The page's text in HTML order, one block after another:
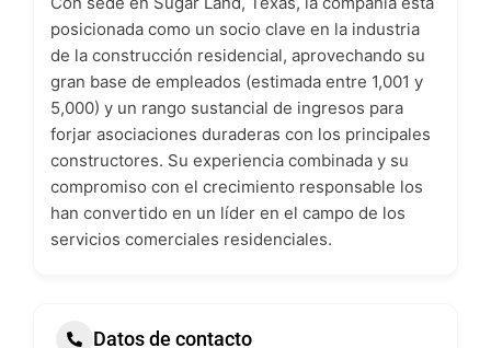
posicionada como un socio clave en la industria
de la construcción residencial, aprovechando su
gran base de empleados (estimada entre 1,001 y
5,000) y un rango sustancial de ingresos para
forjar asociaciones duraderas con los principales
constructores. Su experiencia combinada y su
compromiso con el crecimiento responsable los
han convertido en un líder en el campo de los
servicios comerciales residenciales.
Datos de contacto